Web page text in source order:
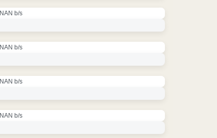
NAN b/s
NAN b/s
NAN b/s
NAN b/s